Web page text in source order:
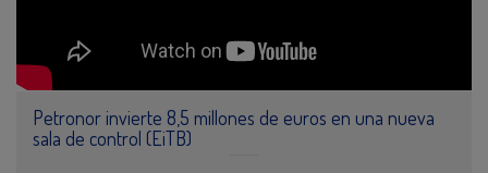
Petronor invierte 8,5 millones de euros en una nueva
sala de control (EiTB)